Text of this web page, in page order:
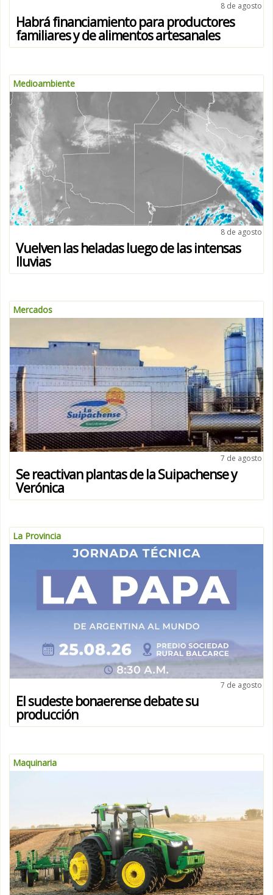
8 de agosto
Habrá financiamiento para productores
familiares y de alimentos artesanales
Medioambiente
8 de agosto
Vuelven las heladas luego de las intensas
lluvias
Mercados
7 de agosto
Se reactivan plantas de la Suipachense y
Verónica
La Provincia
7 de agosto
El sudeste bonaerense debate su
producción
Maquinaria